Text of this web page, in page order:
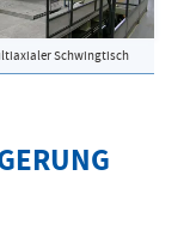
Schwingtisch